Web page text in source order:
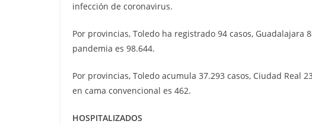
infección de coronavirus.
Por provincias, Toledo ha registrado 94 casos, Guadalajara
pandemia es 98.644.
Por provincias, Toledo acumula 37.293 casos, Ciudad Real
en cama convencional es 462.
HOSPITALIZADOS